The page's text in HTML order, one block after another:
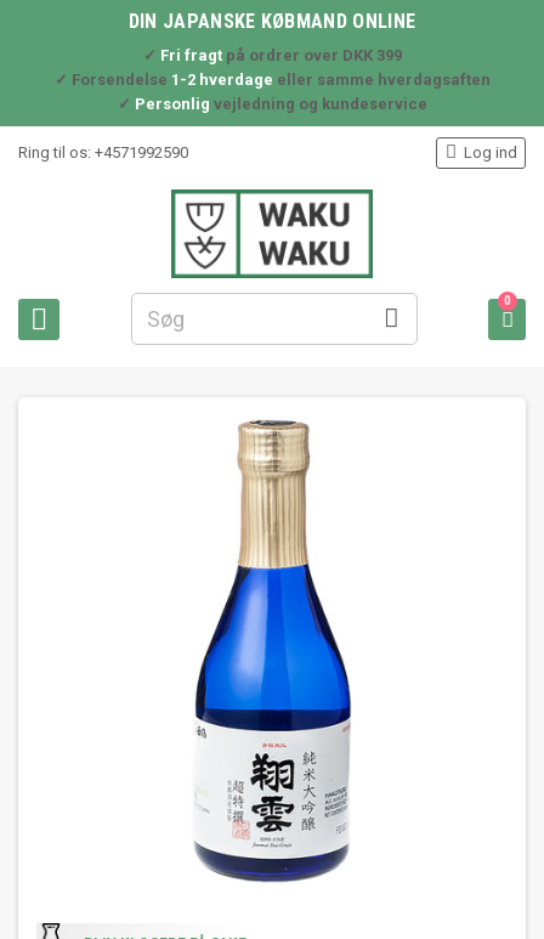
DIN JAPANSKE KØBMAND ONLINE
✓ Fri fragtpå ordrer over DKK 399
✓ Forsendelse 1-2 hverdage eller samme hverdagsaften
✓ Personlig vejledning og kundeservice
Ring til os: +4571992590
 
 Log ind

0